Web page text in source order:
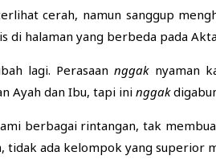
cerah, namun sanggup
di halaman yang berbeda pada
lagi. Perasaannggaknyaman
Ayah dan Ibu, tapi ini nggak
berbagai rintangan, tak
tidak ada kelompok yang superior